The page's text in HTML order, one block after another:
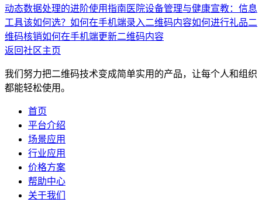
动态数据处理的进阶使用指南 医院设备管理与健康宣教：信息
工具该如何选？ 如何在手机端录入二维码内容如何进行礼品二
维码核销如何在手机端更新二维码内容
返回社区主页
我们努力把二维码技术变成简单实用的产品，让每个人和组织
都能轻松使用。
首页
平台介绍
场景应用
行业应用
价格方案
帮助中心
关于我们